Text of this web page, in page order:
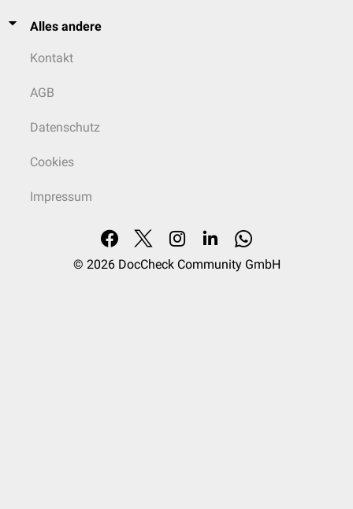
Alles andere
Kontakt
AGB
Datenschutz
Cookies
Impressum
© 2026 DocCheck Community GmbH